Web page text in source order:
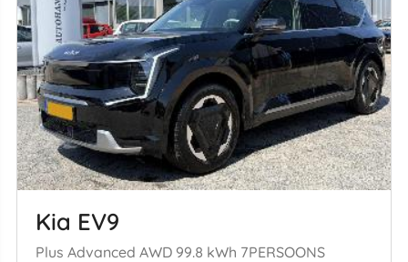
Kia EV9
Plus Advanced AWD 99.8 kWh 7PERSOONS